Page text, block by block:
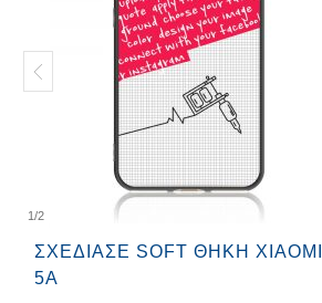
1/2
ΣΧΕΔΊΑΣΕ SOFT ΘΉΚΗ XIAOMI
5A